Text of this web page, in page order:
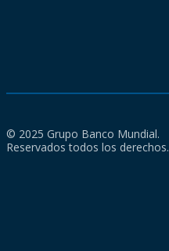
© 2025 Grupo Banco Mundial.
Reservados todos los derechos.